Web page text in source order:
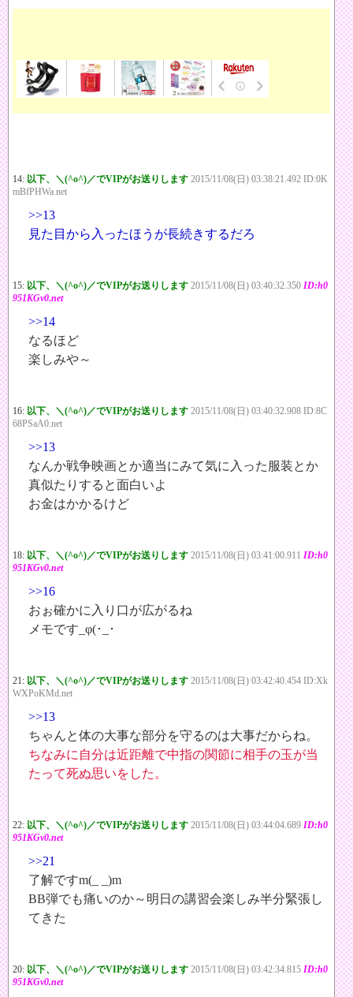
14: 以下、＼(^o^)／でVIPがお送りします 2015/11/08(日) 03:38:21.492 ID:0K
mBfPHWa.net
>>13
見た目から入ったほうが長続きするだろ
15: 以下、＼(^o^)／でVIPがお送りします 2015/11/08(日) 03:40:32.350 ID:h0
951KGv0.net
>>14
なるほど
楽しみや～
16: 以下、＼(^o^)／でVIPがお送りします 2015/11/08(日) 03:40:32.908 ID:8C
68PSaA0.net
>>13
なんか戦争映画とか適当にみて気に入った服装とか
真似たりすると面白いよ
お金はかかるけど
18: 以下、＼(^o^)／でVIPがお送りします 2015/11/08(日) 03:41:00.911 ID:h0
951KGv0.net
>>16
おぉ確かに入り口が広がるね
メモです_φ(･_･
21: 以下、＼(^o^)／でVIPがお送りします 2015/11/08(日) 03:42:40.454 ID:Xk
WXPoKMd.net
>>13
ちゃんと体の大事な部分を守るのは大事だからね。
ちなみに自分は近距離で中指の関節に相手の玉が当
たって死ぬ思いをした。
22: 以下、＼(^o^)／でVIPがお送りします 2015/11/08(日) 03:44:04.689 ID:h0
951KGv0.net
>>21
了解ですm(_ _)m
BB弾でも痛いのか～明日の講習会楽しみ半分緊張し
てきた
20: 以下、＼(^o^)／でVIPがお送りします 2015/11/08(日) 03:42:34.815 ID:h0
951KGv0.net